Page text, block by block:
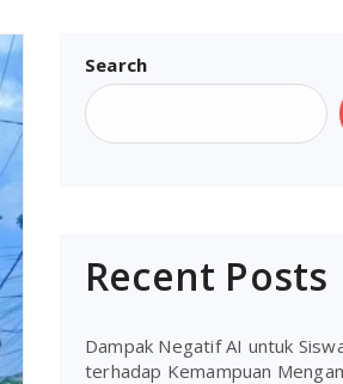
Search
Recent Posts
Dampak Negatif AI untuk
terhadap Kemampuan